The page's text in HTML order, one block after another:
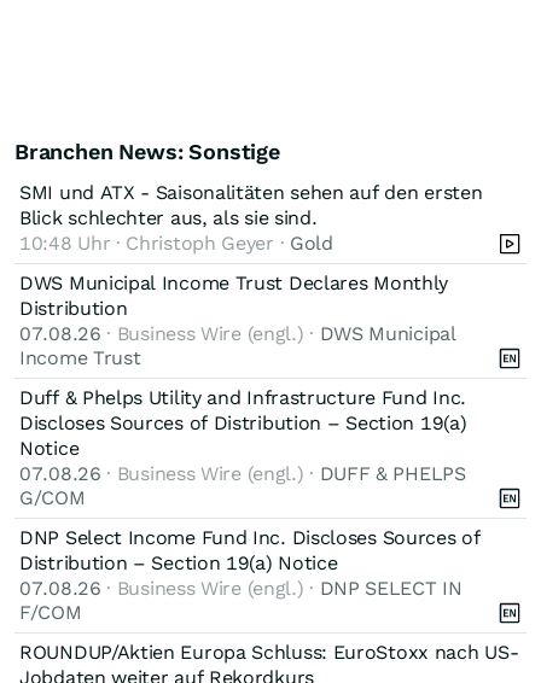
Branchen News: Sonstige
SMI und ATX - Saisonalitäten sehen auf den ersten
Blick schlechter aus, als sie sind.
10:48 Uhr · Christoph Geyer · Gold
DWS Municipal Income Trust Declares Monthly
Distribution
07.08.26 · Business Wire (engl.) · DWS Municipal
Income Trust
Duff & Phelps Utility and Infrastructure Fund Inc.
Discloses Sources of Distribution – Section 19(a)
Notice
07.08.26 · Business Wire (engl.) · DUFF & PHELPS
G/COM
DNP Select Income Fund Inc. Discloses Sources of
Distribution – Section 19(a) Notice
07.08.26 · Business Wire (engl.) · DNP SELECT IN
F/COM
ROUNDUP/Aktien Europa Schluss: EuroStoxx nach US-
Jobdaten weiter auf Rekordkurs